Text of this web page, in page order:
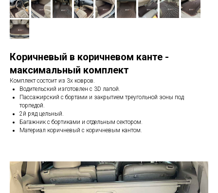
Коричневый в коричневом канте -
максимальный комплект
Комплект состоит из 3х ковров.
Водительский изготовлен с 3D лапой.
Пассажирский с бортами и закрытием треугольной зоны под
торпедой.
2й ряд цельный.
Багажник с бортиками и отдельным сектором.
Материал коричневый с коричневым кантом.